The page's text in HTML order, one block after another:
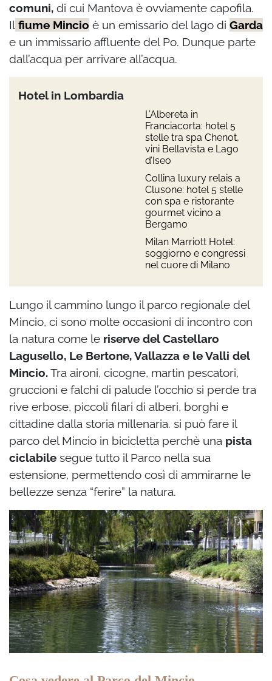
comuni, di cui Mantova è ovviamente capofila.
Il fiume Mincio è un emissario del lago di Garda
e un immissario affluente del Po. Dunque parte
dall’acqua per arrivare all’acqua.
Hotel in Lombardia
L’Albereta in
Franciacorta: hotel 5
stelle tra spa Chenot,
vini Bellavista e Lago
d’Iseo
Collina luxury relais a
Clusone: hotel 5 stelle
con spa e ristorante
gourmet vicino a
Bergamo
Milan Marriott Hotel:
soggiorno e congressi
nel cuore di Milano
Lungo il cammino lungo il parco regionale del
Mincio, ci sono molte occasioni di incontro con
la natura come le riserve del Castellaro
Lagusello, Le Bertone, Vallazza e le Valli del
Mincio.Tra aironi, cicogne, martin pescatori,
gruccioni e falchi di palude l’occhio si perde tra
rive erbose, piccoli filari di alberi, borghi e
cittadine dalla storia millenaria. si può fare il
parco del Mincio in bicicletta perchè una pista
ciclabile segue tutto il Parco nella sua
estensione, permettendo così di ammirarne le
bellezze senza “ferire” la natura.